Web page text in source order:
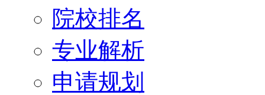
院校排名
专业解析
申请规划